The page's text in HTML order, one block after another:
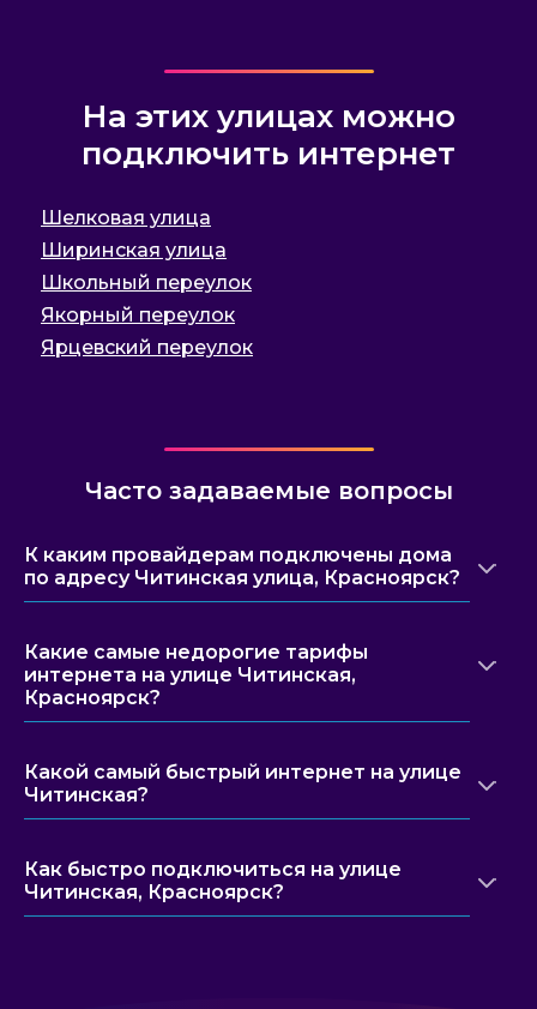
На этих улицах можно
подключить интернет
Шелковая улица
Ширинская улица
Школьный переулок
Якорный переулок
Ярцевский переулок
Часто задаваемые вопросы
К каким провайдерам подключены дома
по адресу Читинская улица, Красноярск?
Какие самые недорогие тарифы
интернета на улице Читинская,
Красноярск?
Какой самый быстрый интернет на улице
Читинская?
Как быстро подключиться на улице
Читинская, Красноярск?